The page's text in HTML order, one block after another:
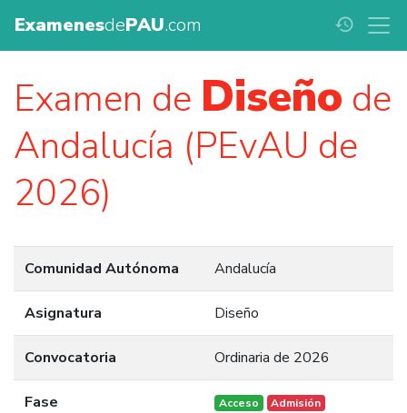
ExamenesdePAU.com history
Examen de Diseño de
Andalucía (PEvAU de
2026)
Comunidad Autónoma Andalucía
Asignatura Diseño
Convocatoria Ordinaria de 2026
Fase Acceso Admisión